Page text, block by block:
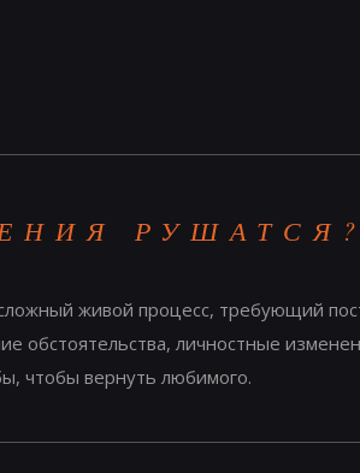
РУШАТСЯ?
живой процесс, требующий
личностные
чтобы вернуть любимого.